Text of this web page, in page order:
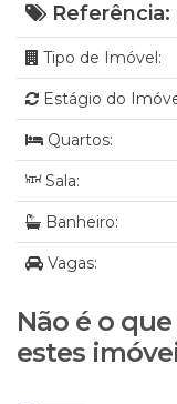
Referência:
Tipo de Imóvel:
Estágio do
Quartos:
Sala:
Banheiro:
Vagas:
Não é o
estes